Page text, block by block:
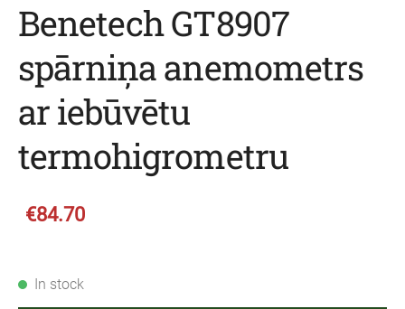
Benetech GT8907
spārniņa anemometrs
ar iebūvētu
termohigrometru
€84.70
In stock